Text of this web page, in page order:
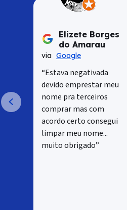
Elizete Borges
do Amarau
via Google
“Estava negativada
devido emprestar meu
nome pra terceiros
comprar mas com
acordo certo consegui
limpar meu nome...
muito obrigado”